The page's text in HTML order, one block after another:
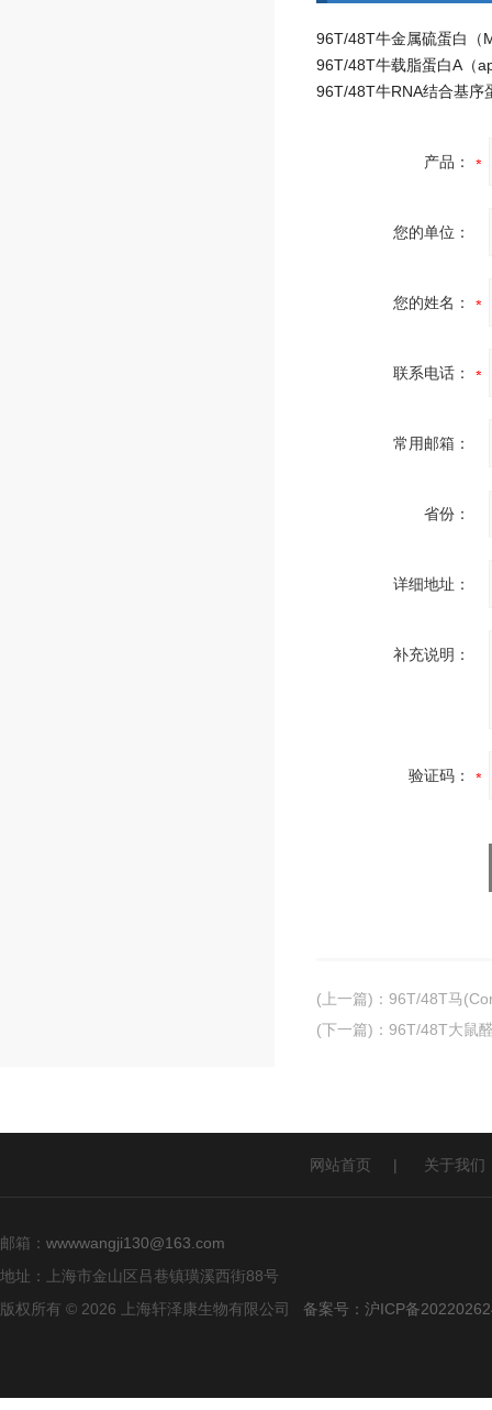
产品：
您的单位：
您的姓名：
联系电话：
常用邮箱：
省份：
详细地址：
补充说明：
验证码：
(上一篇) ： 96T/48T马
(下一篇) ： 96T/48T大鼠
网站首页 | 关于我们
邮箱： wwwwangji130@163.com
地址：上海市金山区吕巷镇璜溪西街88号
版权所有 © 2026 上海轩泽康生物有限公司 备案号：沪ICP备